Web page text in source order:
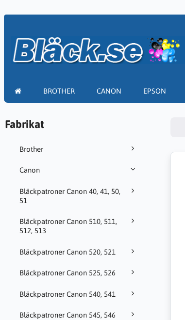
BROTHER CANON EPSON
Fabrikat
Brother
Canon
Bläckpatroner Canon 40, 41, 50,
51
Bläckpatroner Canon 510, 511,
512, 513
Bläckpatroner Canon 520, 521
Bläckpatroner Canon 525, 526
Bläckpatroner Canon 540, 541
Bläckpatroner Canon 545, 546